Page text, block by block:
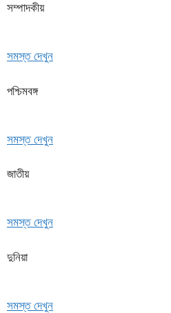
সম্পাদকীয়
সমস্ত দেখুন
পশ্চিমবঙ্গ
সমস্ত দেখুন
জাতীয়
সমস্ত দেখুন
দুনিয়া
সমস্ত দেখুন